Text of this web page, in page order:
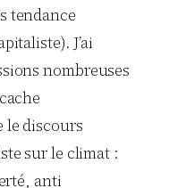
tendance
J’ai
nombreuses
le discours
sur le climat :
anti